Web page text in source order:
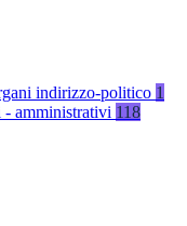
indirizzo-politico 1
amministrativi 118